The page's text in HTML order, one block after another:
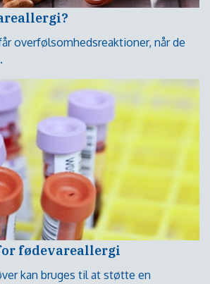
overfølsomhedsreaktioner, når de
fødevareallergi
kan bruges til at støtte en